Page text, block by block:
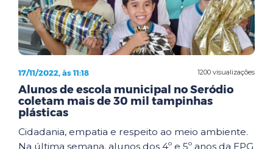
1200 visualizações
17/11/2022, às 11:18
Alunos de escola municipal no Seródio
coletam mais de 30 mil tampinhas
plásticas
Cidadania, empatia e respeito ao meio ambiente.
Na última semana, alunos dos 4º e 5º anos da EPG